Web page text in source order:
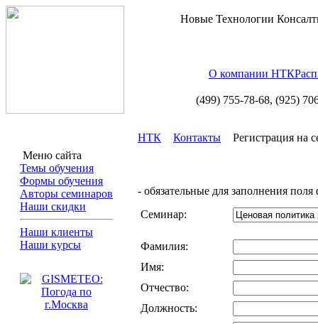
Новые Технологии
О компании НТК
(499) 755-78-68, (925)
Меню сайта
Темы обучения
Формы обучения
Авторы семинаров
Наши скидки
Наши клиенты
Наши курсы
НТК Контакты Регистрация на
- обязательные для заполнения
Cеминар:
Фамилия:
Имя:
Отчество:
Должность: